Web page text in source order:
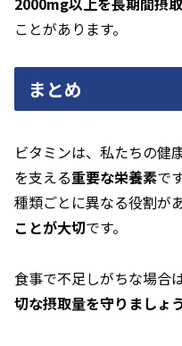
ことがあります。
まとめ
ビタミンは、私たちの健
を支える重要な栄養素で
種類ごとに異なる役割が
ことが大切です。
食事で不足しがちな場合は
切な摂取量を守りましょ